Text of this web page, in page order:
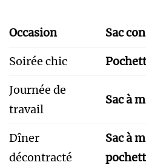
Occasion Sac
Soirée chic
Journée de
travail
Sac à
Dîner
décontracté
Sac à